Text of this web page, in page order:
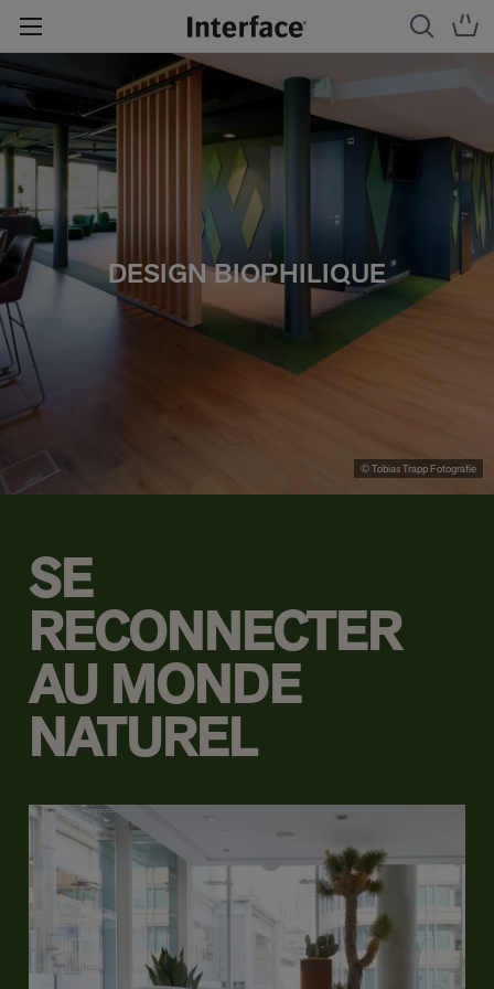
© Tobias Trapp Fotografie
DESIGN BIOPHILIQUE
SE
RECONNECTER
AU MONDE
NATUREL